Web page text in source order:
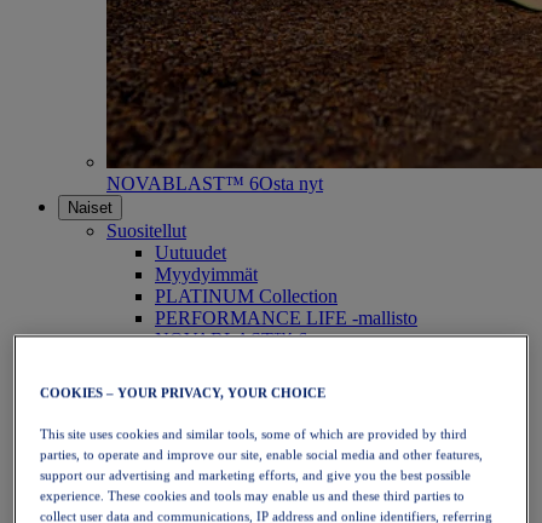
NOVABLAST™ 6Osta nyt
Naiset
Suositellut
Uutuudet
Myydyimmät
PLATINUM Collection
PERFORMANCE LIFE -mallisto
NOVABLAST™ 6
Juoksu
Polkujuoksu
Tennis
Lentopallo
Käsipallo
Padel
Verkkopallo
COOKIES – YOUR PRIVACY, YOUR CHOICE
This site uses cookies and similar tools, some of which are provided by third
parties, to operate and improve our site, enable social media and other features,
support our advertising and marketing efforts, and give you the best possible
experience. These cookies and tools may enable us and these third parties to
collect user data and communications, IP address and online identifiers, referring